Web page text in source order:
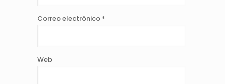
Correo electrónico *
Web